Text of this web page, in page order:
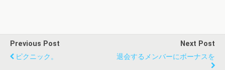
Previous Post
ピクニック。
Next Post
退会するメンバーにボーナスを